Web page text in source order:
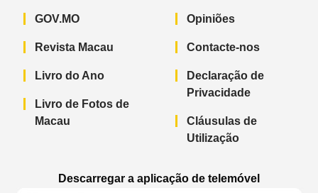
GOV.MO
Revista Macau
Livro do Ano
Livro de Fotos de
Macau
Opiniões
Contacte-nos
Declaração de
Privacidade
Cláusulas de
Utilização
Descarregar a aplicação de telemóvel